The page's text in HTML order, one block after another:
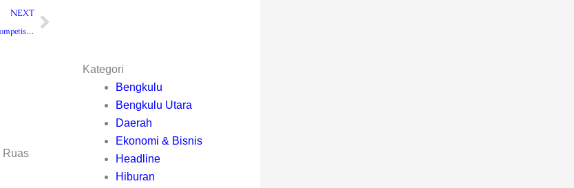
NEXT
50 Tim SSB Se-Bengkulu Berkompetisi dalam Football Community Garuda Anak Nusantara
Next
Ruas
Kategori
Bengkulu
Bengkulu Utara
Daerah
Ekonomi & Bisnis
Headline
Hiburan